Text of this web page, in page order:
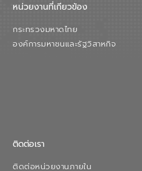
สมดุลทางเศรษฐกิจและสิ่งแวดล้อมได้อย่าง
ภาคเอกชนในครั้งนี้ นับเป็นก้าวสำคัญของ
องค์การจัดการน้ำเสีย (อจน.) ในการร่วมวาง
หน่วยงานที่เกียวข้อง
กระทรวงมหาดไทย
องค์การมหาชนและรัฐวิสาหกิจ
ติดต่อเรา
ติดต่อหน่วยงานภายใน